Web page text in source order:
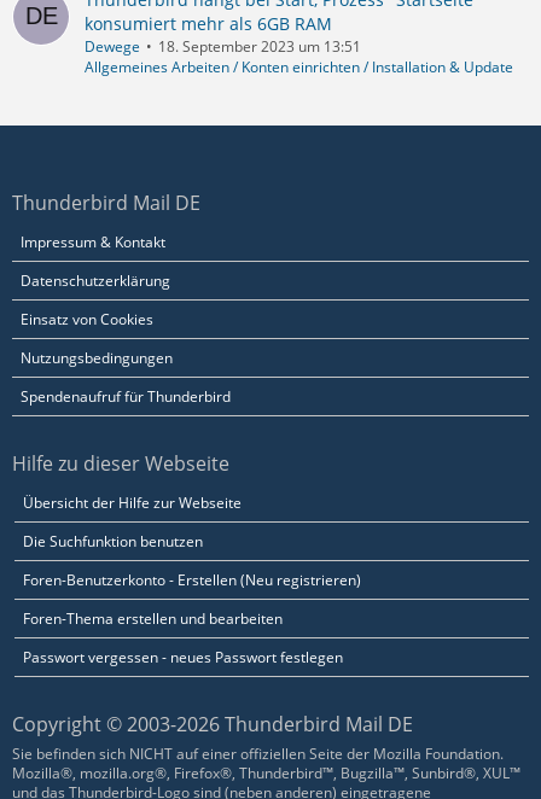
konsumiert mehr als 6GB RAM
Dewege
18. September 2023 um 13:51
Allgemeines Arbeiten / Konten einrichten / Installation & Update
Thunderbird Mail DE
Impressum & Kontakt
Datenschutzerklärung
Einsatz von Cookies
Nutzungsbedingungen
Spendenaufruf für Thunderbird
Hilfe zu dieser Webseite
Übersicht der Hilfe zur Webseite
Die Suchfunktion benutzen
Foren-Benutzerkonto - Erstellen (Neu registrieren)
Foren-Thema erstellen und bearbeiten
Passwort vergessen - neues Passwort festlegen
Copyright © 2003-2026 Thunderbird Mail DE
Sie befinden sich NICHT auf einer offiziellen Seite der Mozilla Foundation.
Mozilla®, mozilla.org®, Firefox®, Thunderbird™, Bugzilla™, Sunbird®, XUL™
und das Thunderbird-Logo sind (neben anderen) eingetragene